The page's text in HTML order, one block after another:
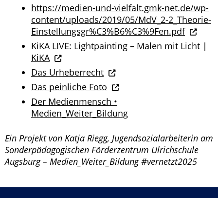
https://medien-und-vielfalt.gmk-net.de/wp-
content/uploads/2019/05/MdV_2-2_Theorie-
Einstellungsgr%C3%B6%C3%9Fen.pdf
KiKA LIVE: Lightpainting – Malen mit Licht |
KiKA
Das Urheberrecht
Das peinliche Foto
Der Medienmensch •
Medien_Weiter_Bildung
Ein Projekt von Katja Riegg, Jugendsozialarbeiterin am
Sonderpädagogischen Förderzentrum Ulrichschule
Augsburg – Medien_Weiter_Bildung #vernetzt2025